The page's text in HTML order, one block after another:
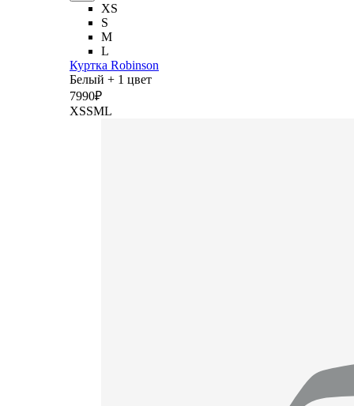
XS
S
M
L
Куртка Robinson
Белый + 1 цвет
7990₽
XSSML